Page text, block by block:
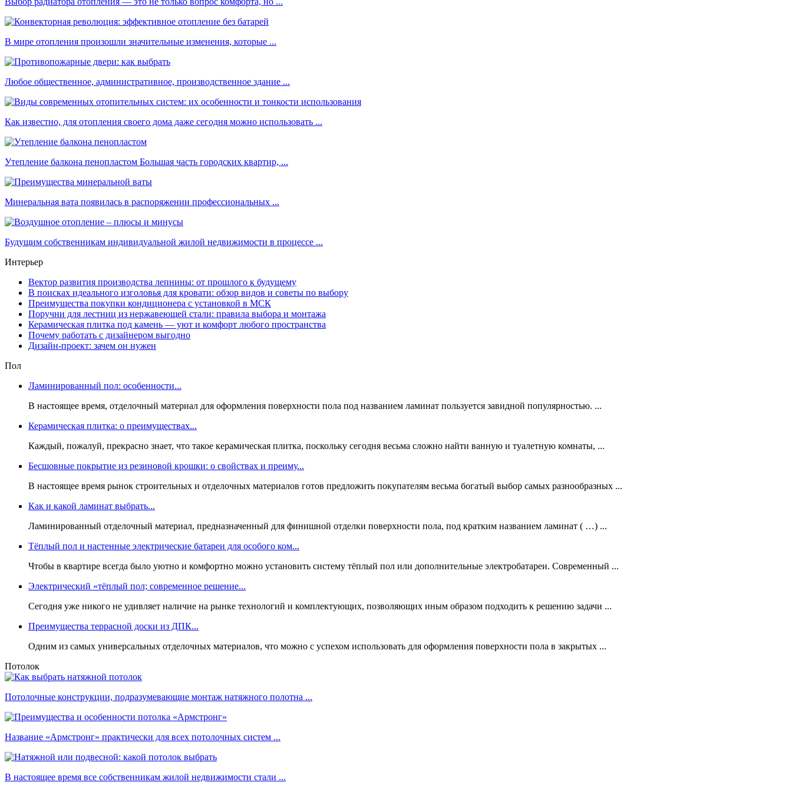
В мире отопления произошли значительные изменения, которые ...
Любое общественное, административное, производственное здание ...
Как известно, для отопления своего дома даже сегодня можно использовать ...
Утепление балкона пенопластом Большая часть городских квартир, ...
Минеральная вата появилась в распоряжении профессиональных ...
Будущим собственникам индивидуальной жилой недвижимости в процессе ...
Интерьер
Вектор развития производства лепнины: от прошлого к будущему
В поисках идеального изголовья для кровати: обзор видов и советы по выбору
Преимущества покупки кондиционера с установкой в МСК
Поручни для лестниц из нержавеющей стали: правила выбора и монтажа
Керамическая плитка под камень — уют и комфорт любого пространства
Почему работать с дизайнером выгодно
Дизайн-проект: зачем он нужен
Пол
Ламинированный пол: особенности...
В настоящее время, отделочный материал для оформления поверхности пола под названием ламинат пользуется завидной популярностью. ...
Керамическая плитка: о преимуществах...
Каждый, пожалуй, прекрасно знает, что такое керамическая плитка, поскольку сегодня весьма сложно найти ванную и туалетную комнаты, ...
Бесшовные покрытие из резиновой крошки: о свойствах и преиму...
В настоящее время рынок строительных и отделочных материалов готов предложить покупателям весьма богатый выбор самых разнообразных ...
Как и какой ламинат выбрать...
Ламинированный отделочный материал, предназначенный для финишной отделки поверхности пола, под кратким названием ламинат ( …) ...
Тёплый пол и настенные электрические батареи для особого ком...
Чтобы в квартире всегда было уютно и комфортно можно установить систему тёплый пол или дополнительные электробатареи. Современный ...
Электрический «тёплый пол; современное решение...
Сегодня уже никого не удивляет наличие на рынке технологий и комплектующих, позволяющих иным образом подходить к решению задачи ...
Преимущества террасной доски из ДПК...
Одним из самых универсальных отделочных материалов, что можно с успехом использовать для оформления поверхности пола в закрытых ...
Потолок
Потолочные конструкции, подразумевающие монтаж натяжного полотна ...
Название «Армстронг» практически для всех потолочных систем ...
В настоящее время все собственникам жилой недвижимости стали ...